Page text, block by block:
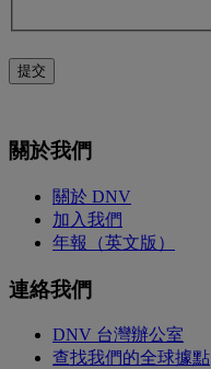
提交
關於我們
關於 DNV
加入我們
年報（英文版）
連絡我們
DNV 台灣辦公室
查找我們的全球據點